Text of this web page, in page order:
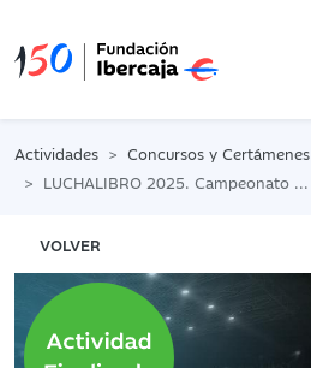
Actividades
Concursos y Certámenes
LUCHALIBRO 2025. Campeonato de improvisación literaria
VOLVER